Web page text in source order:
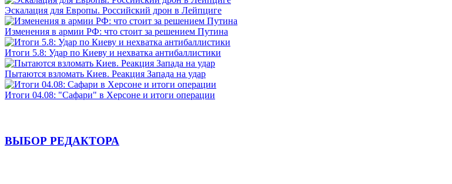
Эскалация для Европы. Российский дрон в Лейпциге
Изменения в армии РФ: что стоит за решением Путина
Итоги 5.8: Удар по Киеву и нехватка антибаллистики
Пытаются взломать Киев. Реакция Запада на удар
Итоги 04.08: "Сафари" в Херсоне и итоги операции
ВЫБОР РЕДАКТОРА